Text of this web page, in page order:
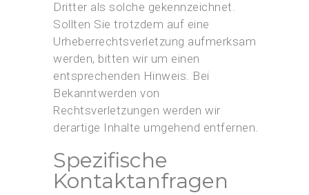
Dritter als solche gekennzeichnet.
Sollten Sie trotzdem auf eine
Urheberrechtsverletzung aufmerksam
werden, bitten wir um einen
entsprechenden Hinweis. Bei
Bekanntwerden von
Rechtsverletzungen werden wir
derartige Inhalte umgehend entfernen.
Spezifische
Kontaktanfragen